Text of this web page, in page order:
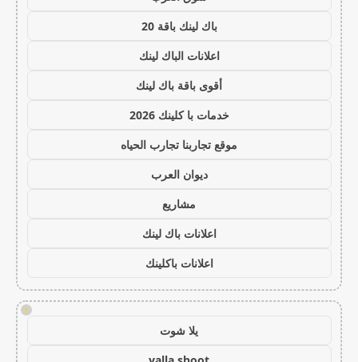
باك لينك باقة 20
اعلانات الباك لينك
أقوى باقة باك لينك
خدمات با كلينك 2026
موقع تجاربنا تجارب الحياه
ديوان العرب
مشاريع
اعلانات باك لينك
اعلانات باكلينك
!
يلا شوت